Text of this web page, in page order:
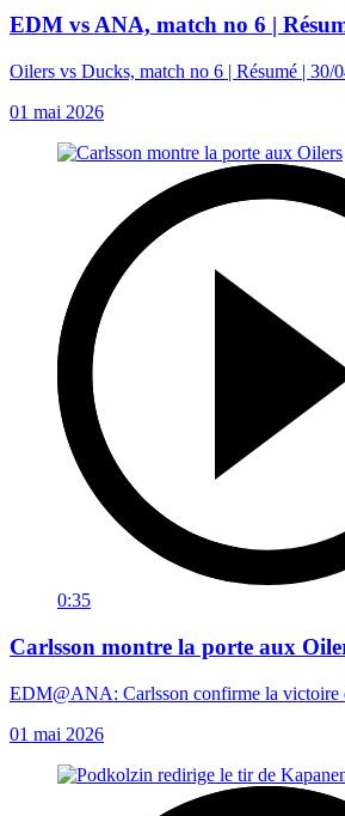
EDM vs ANA, match no 6 |
Oilers vs Ducks, match no 6 | Résumé | 30/
01 mai 2026
0:35
Carlsson montre la porte aux
EDM@ANA: Carlsson confirme la victoire
01 mai 2026